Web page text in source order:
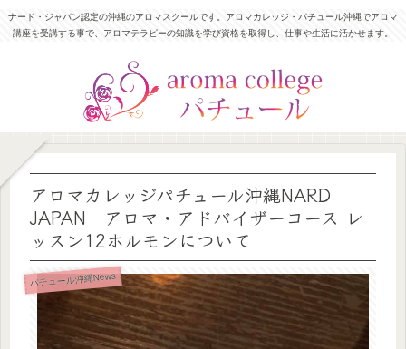
ナード・ジャパン認定の沖縄のアロマスクールです。アロマカレッジ・パチュール沖縄でアロマ
講座を受講する事で、アロマテラピーの知識を学び資格を取得し、仕事や生活に活かせます。
アロマカレッジパチュール沖縄NARD
JAPAN アロマ・アドバイザーコース レ
ッスン12ホルモンについて
パチュール沖縄News